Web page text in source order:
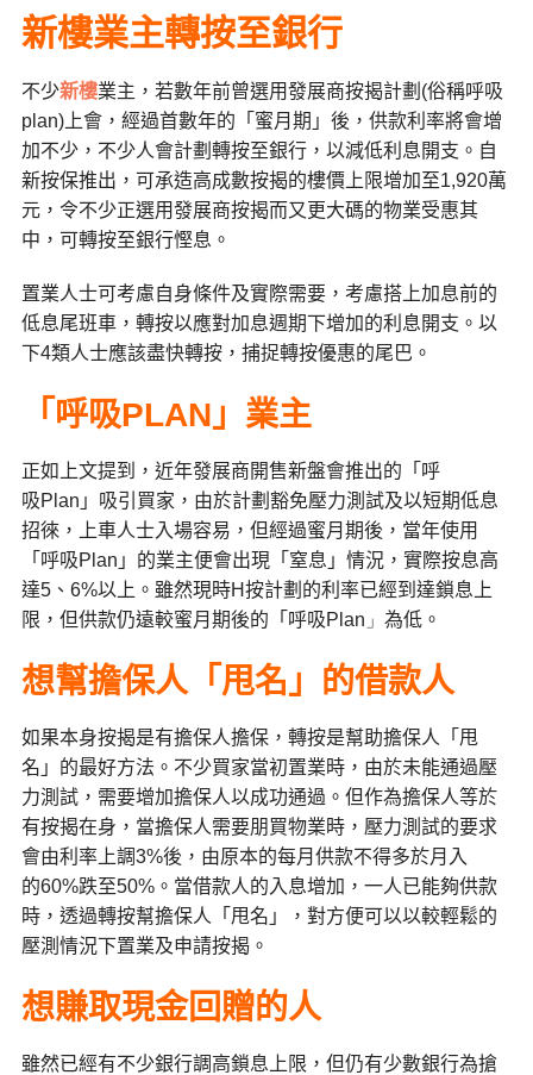
新樓業主轉按至銀行
不少新樓業主，若數年前曾選用發展商按揭計劃(俗稱呼吸
plan)上會，經過首數年的「蜜月期」後，供款利率將會增
加不少，不少人會計劃轉按至銀行，以減低利息開支。自
新按保推出，可承造高成數按揭的樓價上限增加至1,920萬
元，令不少正選用發展商按揭而又更大碼的物業受惠其
中，可轉按至銀行慳息。
置業人士可考慮自身條件及實際需要，考慮搭上加息前的
低息尾班車，轉按以應對加息週期下增加的利息開支。以
下4類人士應該盡快轉按，捕捉轉按優惠的尾巴。
「呼吸PLAN 」業主
正如上文提到，近年發展商開售新盤會推出的「呼
吸Plan 」吸引買家，由於計劃豁免壓力測試及以短期低息
招徠，上車人士入場容易，但經過蜜月期後，當年使用
「呼吸Plan 」的業主便會出現「窒息」情況，實際按息高
達5、 6%以上。雖然現時H按計劃的利率已經到達鎖息上
限，但供款仍遠較蜜月期後的「呼吸Plan」 為低。
想幫擔保人「甩名」的借款人
如果本身按揭是有擔保人擔保，轉按是幫助擔保人「甩
名」的最好方法。不少買家當初置業時，由於未能通過壓
力測試，需要增加擔保人以成功通過。但作為擔保人等於
有按揭在身，當擔保人需要朋買物業時，壓力測試的要求
會由利率上調3%後，由原本的每月供款不得多於月入
的60%跌至50%。當借款人的入息增加，一人已能夠供款
時，透過轉按幫擔保人「甩名」，對方便可以以較輕鬆的
壓測情況下置業及申請按揭。
想賺取現金回贈的人
雖然已經有不少銀行調高鎖息上限，但仍有少數銀行為搶